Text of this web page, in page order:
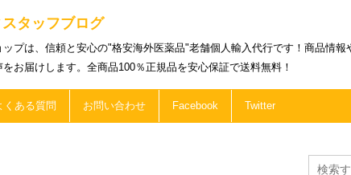
タッフブログ
ップは、信頼と安心の"格安海外医薬品"老舗個人輸入代行です！商品情
をお届けします。全商品100％正規品を安心保証で送料無料！
くある質問 お問い合わせ Facebook Twitter